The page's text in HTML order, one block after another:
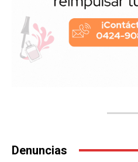
Denuncias